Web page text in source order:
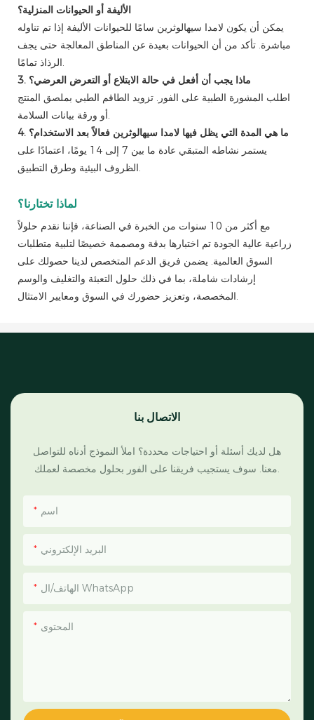
الأليفة أو الحيوانات المنزلية؟
يمكن أن يكون لامدا سيهالوثرين سامًا للحيوانات الأليفة إذا تم تناوله
مباشرة. تأكد من أن الحيوانات بعيدة عن المناطق المعالجة حتى يجف
الرذاذ تمامًا.
3. ماذا يجب أن أفعل في حالة الابتلاع أو التعرض العرضي؟
اطلب المشورة الطبية على الفور. تزويد الطاقم الطبي بملصق المنتج
أو ورقة بيانات السلامة.
4. ما هي المدة التي يظل فيها لامدا سيهالوثرين فعالاً بعد الاستخدام؟
يستمر نشاطه المتبقي عادة ما بين 7 إلى 14 يومًا، اعتمادًا على
الظروف البيئية وطرق التطبيق.
لماذا تختارنا؟
مع أكثر من 10 سنوات من الخبرة في الصناعة، فإننا نقدم حلولاً
زراعية عالية الجودة تم اختبارها بدقة ومصممة خصيصًا لتلبية متطلبات
السوق العالمية. يضمن فريق الدعم المتخصص لدينا حصولك على
إرشادات شاملة، بما في ذلك حلول التعبئة والتغليف والوسم
المخصصة، وتعزيز حضورك في السوق ومعايير الامتثال.
الاتصال بنا
هل لديك أسئلة أو احتياجات محددة؟ املأ النموذج أدناه للتواصل
معنا. سوف يستجيب فريقنا على الفور بحلول مخصصة لعملك.
اسم
البريد الإلكتروني
الهاتف/ال WhatsApp
المحتوى